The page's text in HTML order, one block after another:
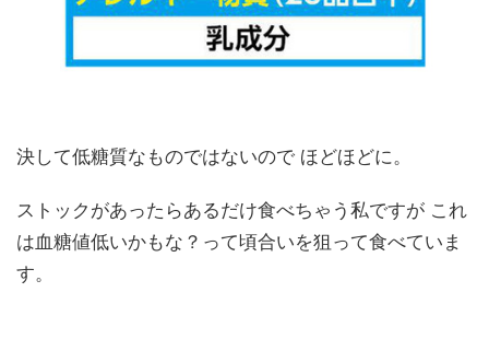
決して低糖質なものではないので ほどほどに。
ストックがあったらあるだけ食べちゃう私ですが これ
は血糖値低いかもな？って頃合いを狙って食べていま
す。